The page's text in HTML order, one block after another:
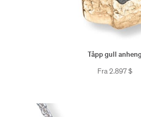
Tåpp gull anheng
Fra2.897$